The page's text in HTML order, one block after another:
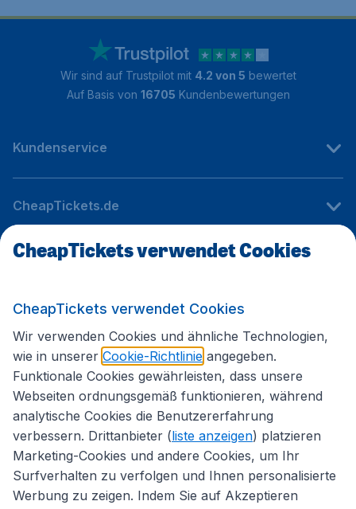
Wir sind auf Trustpilot mit 4.2 von 5 bewertet
Auf Basis von 16705 Kundenbewertungen
Kundenservice
CheapTickets.de
Internationale Webseiten
Folgen Sie uns:
CheapTickets verwendet Cookies
CheapTickets verwendet Cookies
Wir verwenden Cookies und ähnliche Technologien,
wie in unserer Cookie-Richtlinie angegeben.
Funktionale Cookies gewährleisten, dass unsere
Webseiten ordnungsgemäß funktionieren, während
analytische Cookies die Benutzererfahrung
verbessern. Drittanbieter (liste anzeigen) platzieren
Marketing-Cookies und andere Cookies, um Ihr
Surfverhalten zu verfolgen und Ihnen personalisierte
Werbung zu zeigen. Indem Sie auf Akzeptieren